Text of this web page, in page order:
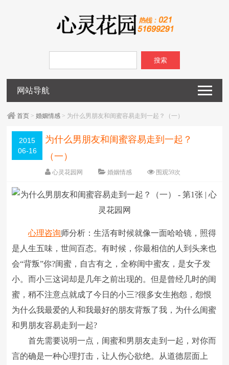
搜索
网站导航
首页 >婚姻情感 > 为什么男朋友和闺蜜容易走到一起？（一）
2015
06-16
为什么男朋友和闺蜜容易走到一起？
（一）
心灵花园网 婚姻情感 围观59次
字体：大 中 小
心理咨询师分析：生活有时候就像一面哈哈镜，照得
是人生五味，世间百态。有时候，你最相信的人到头来也
会“背叛”你?闺蜜，自古有之，全称闺中蜜友，是女子发
小。而小三这词却是几年之前出现的。但是曾经几时的闺
蜜，稍不注意点就成了今日的小三?很多女生抱怨，怨恨
为什么我最爱的人和我最好的朋友背叛了我，为什么闺蜜
和男朋友容易走到一起?
首先需要说明一点，闺蜜和男朋友走到一起，对你而
言的确是一种心理打击，让人伤心欲绝。从道德层面上